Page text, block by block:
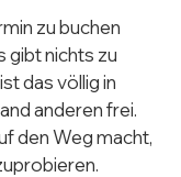
zu buchen
gibt nichts zu
das völlig in
anderen frei.
den Weg macht,